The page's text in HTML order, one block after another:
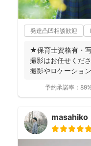
発達凸凹相談歓迎
★保育士資格有・
撮影はお任せくだ
撮影やロケーショ
予約承諾率： 89%
masahiko